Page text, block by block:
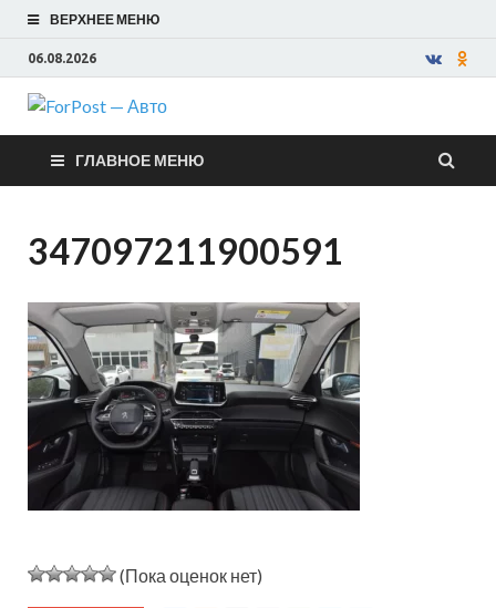
ВЕРХНЕЕ МЕНЮ
06.08.2026
ForPost —
Авто
ГЛАВНОЕ МЕНЮ
347097211900591
(Пока оценок нет)